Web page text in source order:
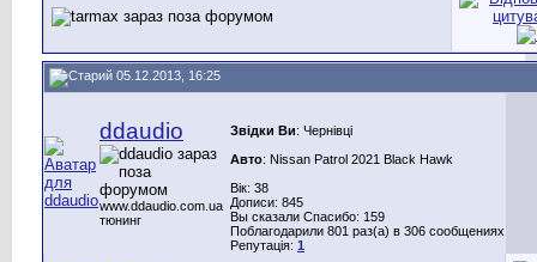
05.12.2013, 16:25
ddaudio
www.ddaudio.com.ua
тюнинг
Звідки Ви: Чернівці
Авто: Nissan Patrol 2021 Black Hawk
Вік: 38
Дописи: 845
Вы сказали Спасибо: 159
Поблагодарили 801 раз(а) в 306 сообщениях
Репутація: 1